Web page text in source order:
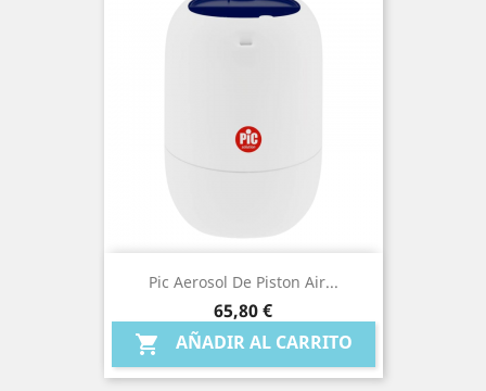
Pic Aerosol De Piston Air...
Precio
65,80 €
 AÑADIR AL CARRITO